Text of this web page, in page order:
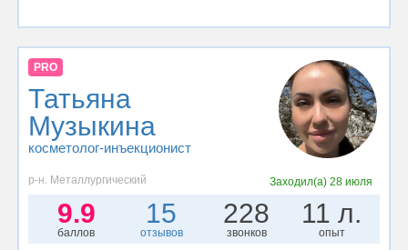
PRO
Татьяна
Музыкина
косметолог-инъекционист
р-н. Металлургический Заходил(а)28 июля
9.9
баллов
15
отзывов
228
звонков
11 л.
опыт